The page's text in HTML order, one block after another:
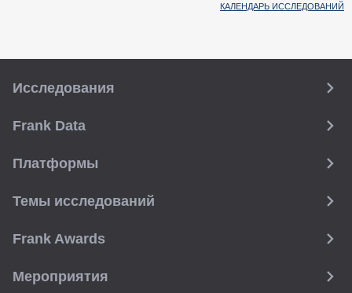
КАЛЕНДАРЬ ИССЛЕДОВАНИЙ
Исследования
Frank Data
Платформы
Темы исследований
Frank Awards
Мероприятия